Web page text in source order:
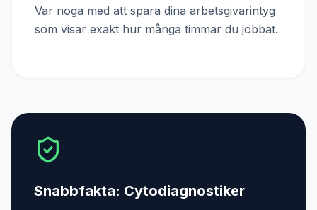
Var noga med att spara dina arbetsgivarintyg
som visar exakt hur många timmar du jobbat.
Snabbfakta: Cytodiagnostiker